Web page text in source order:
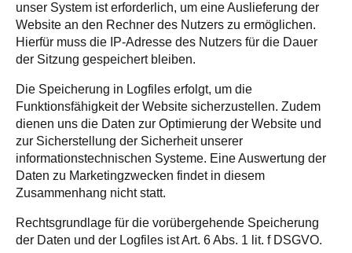
unser System ist erforderlich, um eine Auslieferung der
Website an den Rechner des Nutzers zu ermöglichen.
Hierfür muss die IP-Adresse des Nutzers für die Dauer
der Sitzung gespeichert bleiben.
Die Speicherung in Logfiles erfolgt, um die
Funktionsfähigkeit der Website sicherzustellen. Zudem
dienen uns die Daten zur Optimierung der Website und
zur Sicherstellung der Sicherheit unserer
informationstechnischen Systeme. Eine Auswertung der
Daten zu Marketingzwecken findet in diesem
Zusammenhang nicht statt.
Rechtsgrundlage für die vorübergehende Speicherung
der Daten und der Logfiles ist Art. 6 Abs. 1 lit. f DSGVO.